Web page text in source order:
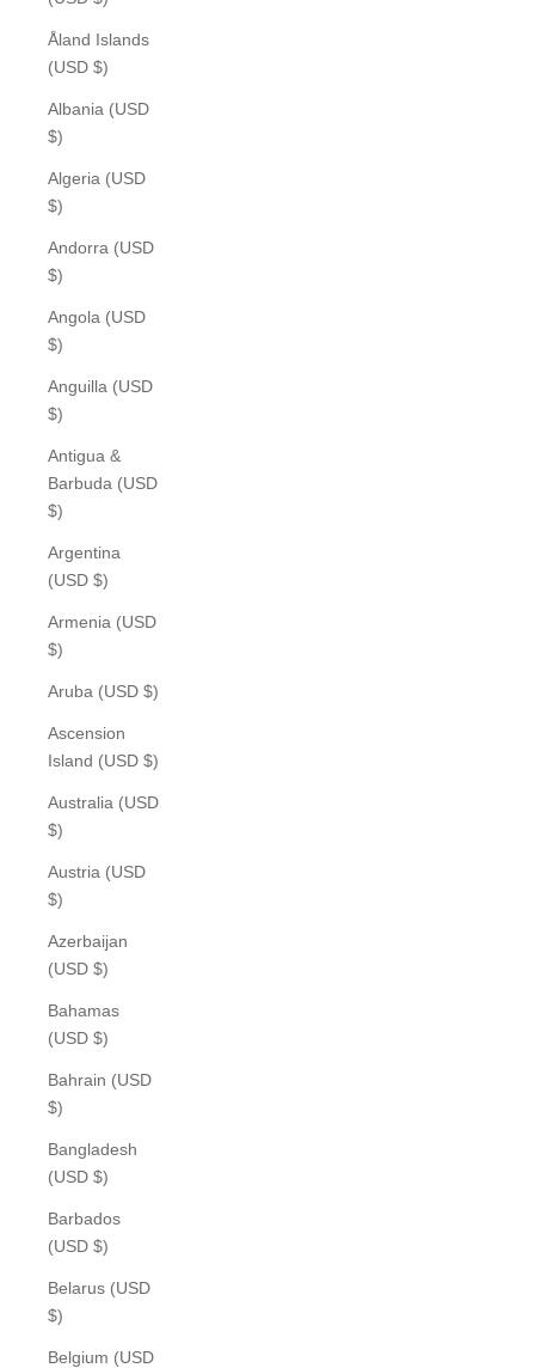
Åland Islands
(USD $)
Albania (USD
$)
Algeria (USD
$)
Andorra (USD
$)
Angola (USD
$)
Anguilla (USD
$)
Antigua &
Barbuda (USD
$)
Argentina
(USD $)
Armenia (USD
$)
Aruba (USD $)
Ascension
Island (USD $)
Australia (USD
$)
Austria (USD
$)
Azerbaijan
(USD $)
Bahamas
(USD $)
Bahrain (USD
$)
Bangladesh
(USD $)
Barbados
(USD $)
Belarus (USD
$)
Belgium (USD